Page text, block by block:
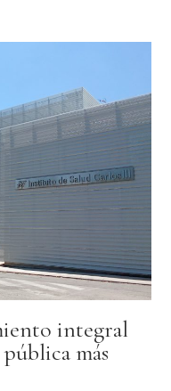
integral
más